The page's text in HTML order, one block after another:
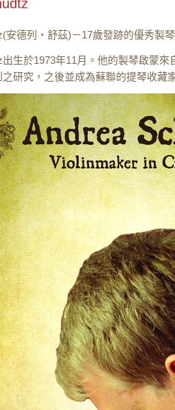
安德列‧舒茲)－17歲發跡的優秀製琴
出生於1973年11月。他的製琴啟蒙
研究，之後並成為蘇聯的提琴收藏